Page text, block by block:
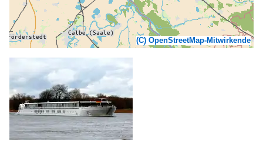
(C) OpenStreetMap-Mitwirkende